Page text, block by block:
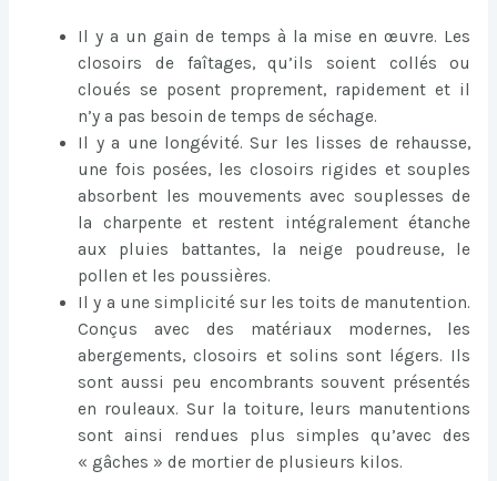
Il y a un gain de temps à la mise en œuvre. Les
closoirs de faîtages, qu’ils soient collés ou
cloués se posent proprement, rapidement et il
n’y a pas besoin de temps de séchage.
Il y a une longévité. Sur les lisses de rehausse,
une fois posées, les closoirs rigides et souples
absorbent les mouvements avec souplesses de
la charpente et restent intégralement étanche
aux pluies battantes, la neige poudreuse, le
pollen et les poussières.
Il y a une simplicité sur les toits de manutention.
Conçus avec des matériaux modernes, les
abergements, closoirs et solins sont légers. Ils
sont aussi peu encombrants souvent présentés
en rouleaux. Sur la toiture, leurs manutentions
sont ainsi rendues plus simples qu’avec des
« gâches » de mortier de plusieurs kilos.